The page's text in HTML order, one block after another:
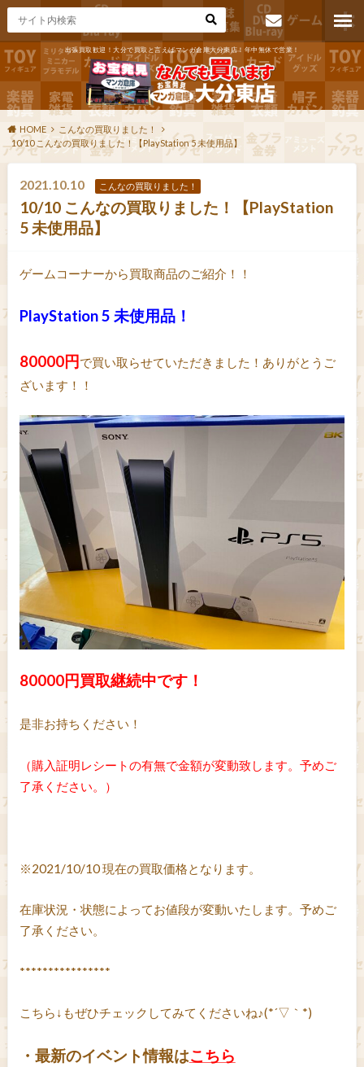
出張買取歓迎！大分で買取と言えばマンガ倉庫大分東店！年中無休で営業！
お問い合わ
せ
HOME
こんなの買取りました！
10/10 こんなの買取りました！【PlayStation 5 未使用品】
2021.10.10 こんなの買取りました！
10/10 こんなの買取りました！【PlayStation
5 未使用品】
ゲームコーナーから買取商品のご紹介！！
PlayStation 5 未使用品！
80000円 で買い取らせていただきました！ありがとうご
ざいます！！
80000円買取継続中です！
是非お持ちください！
（購入証明レシートの有無で金額が変動致します。予めご
了承ください。）
※2021/10/10 現在の買取価格となります。
在庫状況・状態によってお値段が変動いたします。予めご
了承ください。
****************
こちら↓もぜひチェックしてみてくださいね♪(*´▽｀*)
・最新のイベント情報はこちら